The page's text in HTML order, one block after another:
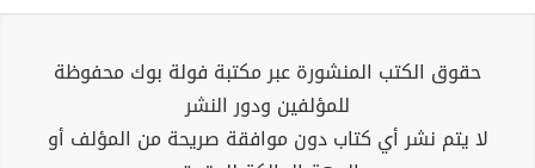
حقوق الكتب المنشورة عبر مكتبة فولة بوك محفوظة
للمؤلفين ودور النشر
لا يتم نشر أي كتاب دون موافقة صريحة من المؤلف أو